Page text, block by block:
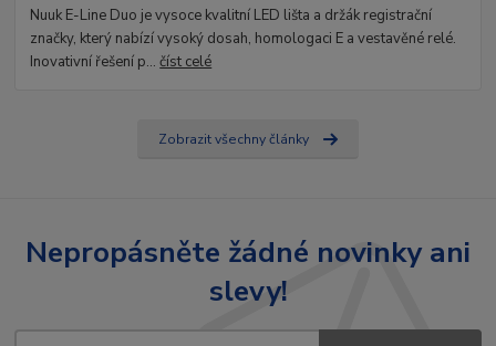
Nuuk E-Line Duo je vysoce kvalitní LED lišta a držák registrační
značky, který nabízí vysoký dosah, homologaci E a vestavěné relé.
Inovativní řešení p...číst celé
Zobrazit všechny články
Nepropásněte žádné novinky ani
slevy!